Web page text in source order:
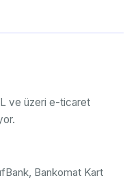
ve üzeri e-ticaret
Bankomat Kart